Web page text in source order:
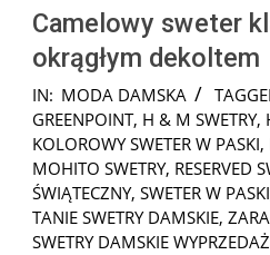
Camelowy sweter
okrągłym dekoltem
2025-
11-
07
IN: MODA DAMSKA
GREENPOINT, H & M SWETRY,
KOLOROWY SWETER W PASKI,
MOHITO SWETRY, RESERVED
ŚWIĄTECZNY, SWETER W PASKI
TANIE SWETRY DAMSKIE,
SWETRY DAMSKIE WYPRZEDAŻ